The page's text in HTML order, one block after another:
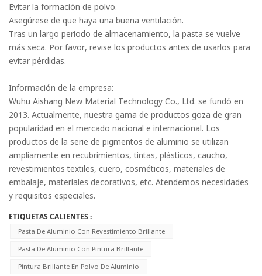
Evitar la formación de polvo.
Asegúrese de que haya una buena ventilación.
Tras un largo periodo de almacenamiento, la pasta se vuelve
más seca. Por favor, revise los productos antes de usarlos para
evitar pérdidas.
Información de la empresa:
Wuhu Aishang New Material Technology Co., Ltd. se fundó en
2013. Actualmente, nuestra gama de productos goza de gran
popularidad en el mercado nacional e internacional. Los
productos de la serie de pigmentos de aluminio se utilizan
ampliamente en recubrimientos, tintas, plásticos, caucho,
revestimientos textiles, cuero, cosméticos, materiales de
embalaje, materiales decorativos, etc. Atendemos necesidades
y requisitos especiales.
ETIQUETAS CALIENTES :
Pasta De Aluminio Con Revestimiento Brillante
Pasta De Aluminio Con Pintura Brillante
Pintura Brillante En Polvo De Aluminio